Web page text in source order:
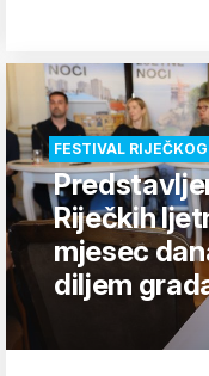
FESTIVAL
Riječkih
mjesec
diljem